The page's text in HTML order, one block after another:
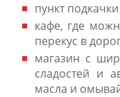
пункт
кафе, где
перекус в
магазин с
сладостей и
масла и